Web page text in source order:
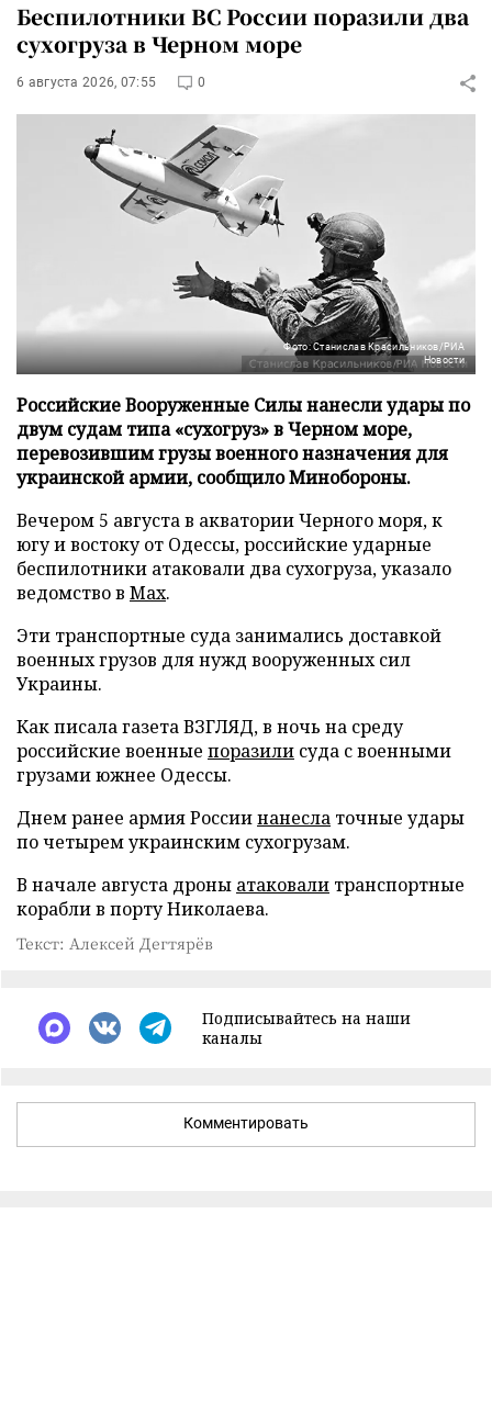
Беспилотники ВС России поразили два
сухогруза в Черном море
6 августа 2026, 07:55 0
Фото: Станислав Красильников/РИА
Новости
Российские Вооруженные Силы нанесли удары по
двум судам типа «сухогруз» в Черном море,
перевозившим грузы военного назначения для
украинской армии, сообщило Минобороны.
Вечером 5 августа в акватории Черного моря, к
югу и востоку от Одессы, российские ударные
беспилотники атаковали два сухогруза, указало
ведомство в Max.
Эти транспортные суда занимались доставкой
военных грузов для нужд вооруженных сил
Украины.
Как писала газета ВЗГЛЯД, в ночь на среду
российские военные поразили суда с военными
грузами южнее Одессы.
Днем ранее армия Россиинанесла точные удары
по четырем украинским сухогрузам.
В начале августа дроны атаковали транспортные
корабли в порту Николаева.
Текст: Алексей Дегтярёв
Подписывайтесь на наши
каналы
Комментировать